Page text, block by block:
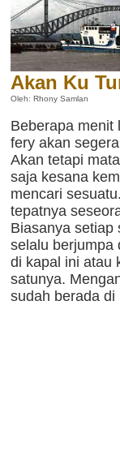
Akan Ku
Oleh: Rhony Samlan
Beberapa menit
fery akan
Akan tetapi
saja kesana
mencari
tepatnya
Biasanya setiap
selalu berjumpa
di kapal ini atau
satunya.
sudah berada di